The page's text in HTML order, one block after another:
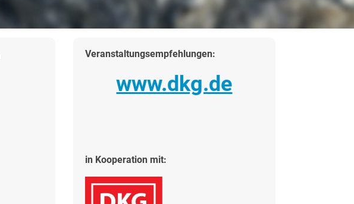
Veranstaltungsempfehlungen:
www.dkg.de
in Kooperation mit: